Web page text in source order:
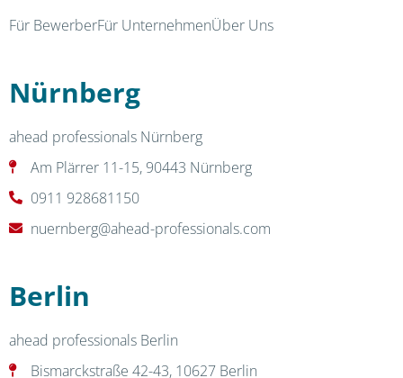
Für BewerberFür UnternehmenÜber Uns
Nürnberg
ahead professionals Nürnberg
Am Plärrer 11-15, 90443 Nürnberg
0911 928681150
nuernberg@ahead-professionals.com
Berlin
ahead professionals Berlin
Bismarckstraße 42-43, 10627 Berlin